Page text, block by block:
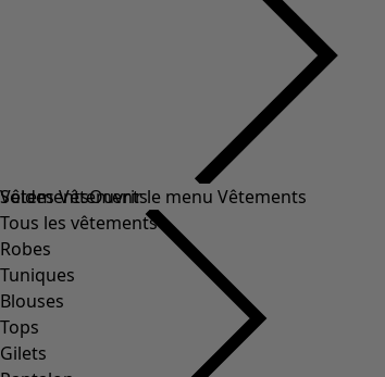
Soldes Vêtements
Tous les vêtements
Robes
Tuniques
Blouses
Tops
Gilets
VêtementsOuvrir le menu Vêtements